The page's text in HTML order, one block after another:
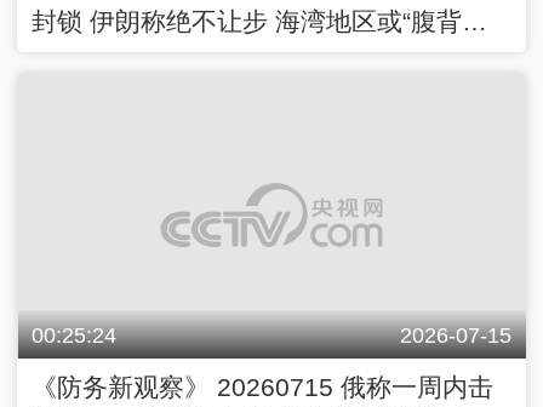
封锁 伊朗称绝不让步 海湾地区或“腹背受
00:25:24 2026-07-15
《防务新观察》 20260715 俄称一周内击